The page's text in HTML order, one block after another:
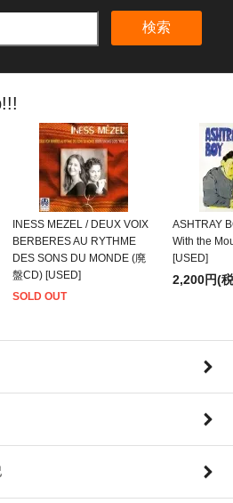
検索
INESS MEZEL / DEUX VOIX
BERBERES AU RYTHME
DES SONS DU MONDE (廃
盤CD) [USED]
SOLD OUT
ASHTRAY
With the
[USED]
2,200円(